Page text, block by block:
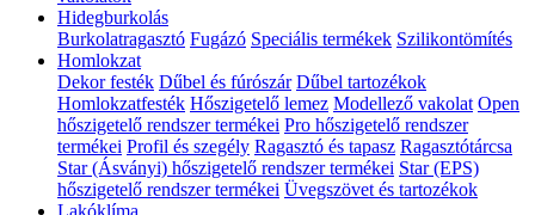
Hidegburkolás
Burkolatragasztó Fugázó Speciális termékek Szilikontömítés
Homlokzat
Dekor festék Dűbel és fúrószár Dűbel tartozékok
Homlokzatfesték Hőszigetelő lemez Modellező vakolat Open
hőszigetelő rendszer termékei Pro hőszigetelő rendszer
termékei Profil és szegély Ragasztó és tapasz Ragasztótárcsa
Star (Ásványi) hőszigetelő rendszer termékei Star (EPS)
hőszigetelő rendszer termékei Üvegszövet és tartozékok
Lakóklíma